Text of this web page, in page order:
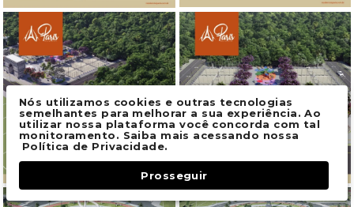
Nós utilizamos cookies e outras tecnologias
semelhantes para melhorar a sua experiência. Ao
utilizar nossa plataforma você concorda com tal
monitoramento. Saiba mais acessando nossa
Política de Privacidade.
Prosseguir